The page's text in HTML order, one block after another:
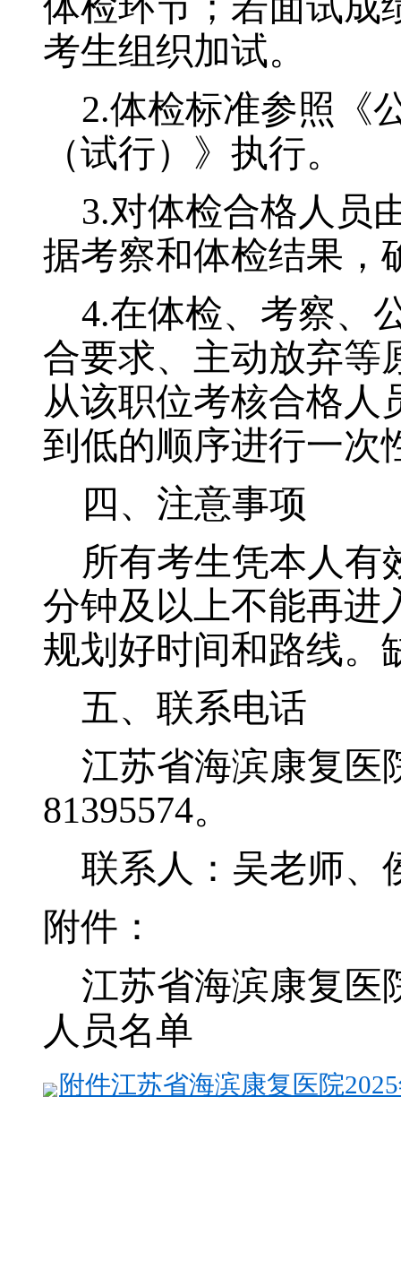
考生组织加试。
2.体检标准参照《
（试行）》执行。
3.对体检合格人员
据考察和体检结果，
4.在体检、考察、
合要求、主动放弃等
从该职位考核合格人
到低的顺序进行一次
四、注意事项
所有考生凭本人有
分钟及以上不能再进
规划好时间和路线。
五、 联系电话
江苏省海滨康复医
81395574。
联系人：吴老师、
附件 ：
江苏省海滨康复医
人员名单
附件江苏省海滨康复医院